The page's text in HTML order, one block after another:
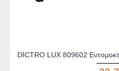
DICTRO LUX 809602